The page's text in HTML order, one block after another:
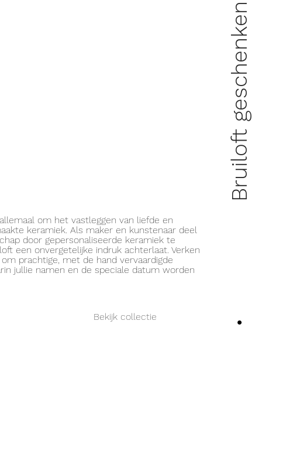
Bruiloft geschenken
om het vastleggen van liefde en
keramiek. Als maker en kunstenaar deel
door gepersonaliseerde keramiek te
een onvergetelijke indruk achterlaat. Verken
prachtige, met de hand vervaardigde
jullie namen en de speciale datum worden
Bekijk collectie